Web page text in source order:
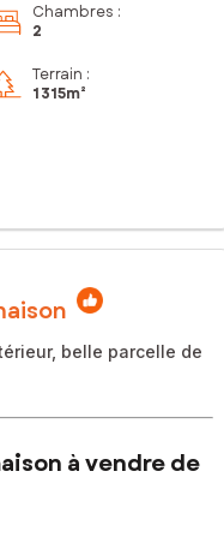
Chambres :
2
Terrain :
1 315m²
belle parcelle de
à vendre de